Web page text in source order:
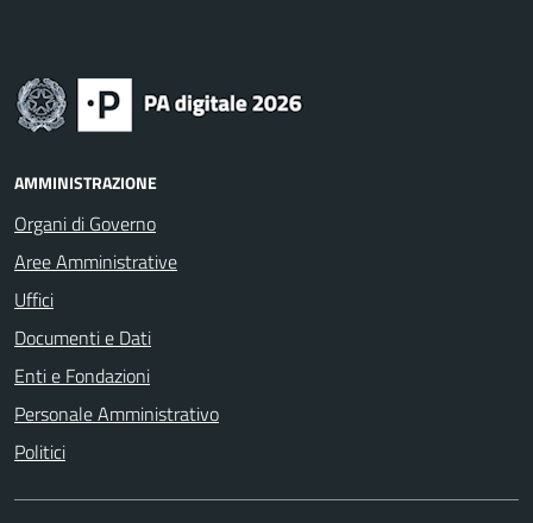
AMMINISTRAZIONE
Organi di Governo
Aree Amministrative
Uffici
Documenti e Dati
Enti e Fondazioni
Personale Amministrativo
Politici